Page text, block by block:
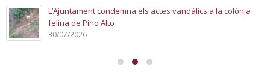
L’Ajuntament condemna els actes vandàlics a la colònia
felina de Pino Alto
30/07/2026